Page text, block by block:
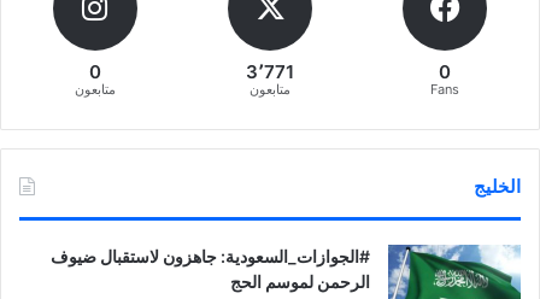
0
Fans
3٬771
متابعون
0
متابعون
الخليج
‏‎#الجوازات_السعودية: جاهزون لاستقبال ضيوف
الرحمن لموسم الحج